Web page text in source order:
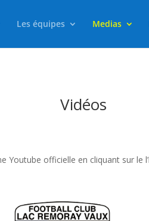
Les équipes Medias
Vidéos
Youtube officielle en cliquant sur le